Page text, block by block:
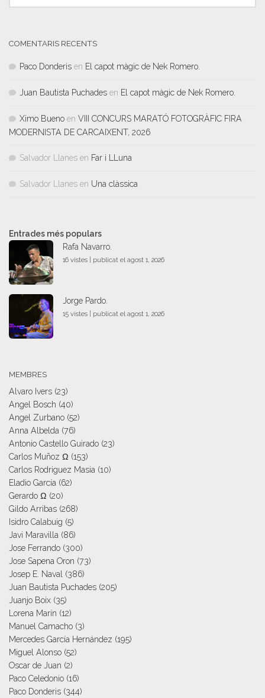
COMENTARIS RECENTS
Paco Donderis en El capot màgic de Nek Romero.
Juan Bautista Puchades en El capot màgic de Nek Romero.
Ximo Bueno en VIII CONCURS MARATÓ FOTOGRÀFIC FIRA
MODERNISTA DE CARCAIXENT, 2026
Salvador Llanes en Far i LLuna
Salvador Llanes en Una clàssica
Entrades més populars
Rafa Navarro.
16 vistes publicat el agost 1, 2026
Jorge Pardo.
15 vistes publicat el agost 1, 2026
MEMBRES
Alvaro Ivers (23)
Angel Bosch (40)
Angel Zurbano (52)
Anna Albelda (76)
Antonio Castello Guirado (23)
Carlos Muñoz Ω (153)
Carlos Rodriguez Masia (10)
Eladio García (62)
Gerardo Ω (20)
Gildo Arribas (268)
Isidro Calabuig (5)
Javi Maravilla (86)
Jose Ferrando (300)
Jose Sapena Oron (73)
Josep E. Naval (386)
Juan Bautista Puchades (205)
Juanjo Boix (35)
Lorena Marín (12)
Manuel Camacho (3)
Mercedes García Hernández (195)
Miguel Alonso (52)
Oscar de Juan (2)
Paco Celedonio (16)
Paco Donderis (344)